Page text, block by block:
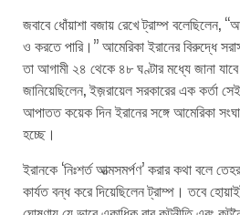
জবাবে ধোঁয়াশা বজায় রেখে ট্রাম্প বলেছিলেন,
ও করতে পারি।’’ আমেরিকা ইরানের বিরুদ্ধে
তা আগামী ২৪ থেকে ৪৮ ঘণ্টার মধ্যে জানা
জানিয়েছিলেন, ইজ়রায়েল সরকারের এক কর্তা
আপাতত কয়েক দিন ইরানের সঙ্গে আমেরিকা
হচ্ছে।
ইরানকে ‘নিঃশর্ত আত্মসমর্পণ’ করার কথা বলে
কার্যত বন্ধ করে দিয়েছিলেন ট্রাম্প। তবে